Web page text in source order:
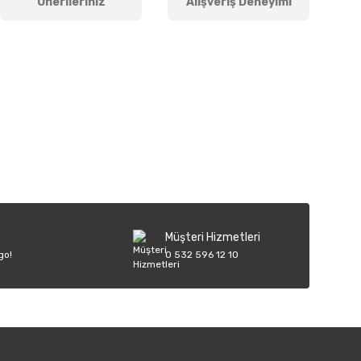
Müşteri Hizmetleri
0 532 596 12 10